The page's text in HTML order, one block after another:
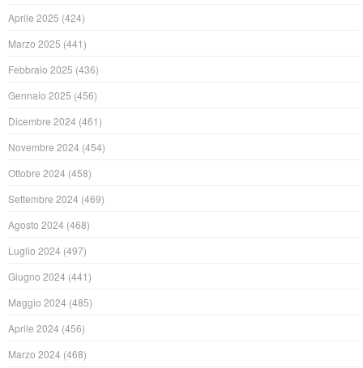
Aprile 2025 (424)
Marzo 2025 (441)
Febbraio 2025 (436)
Gennaio 2025 (456)
Dicembre 2024 (461)
Novembre 2024 (454)
Ottobre 2024 (458)
Settembre 2024 (469)
Agosto 2024 (468)
Luglio 2024 (497)
Giugno 2024 (441)
Maggio 2024 (485)
Aprile 2024 (456)
Marzo 2024 (468)